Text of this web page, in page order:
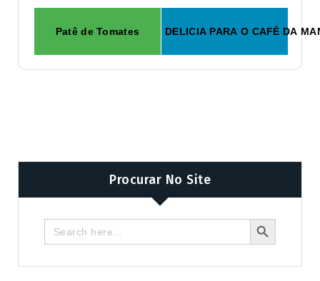
Patê de Tomates DELICIA PARA O CAFÉ DA
Procurar No Site
Search
for:
Search